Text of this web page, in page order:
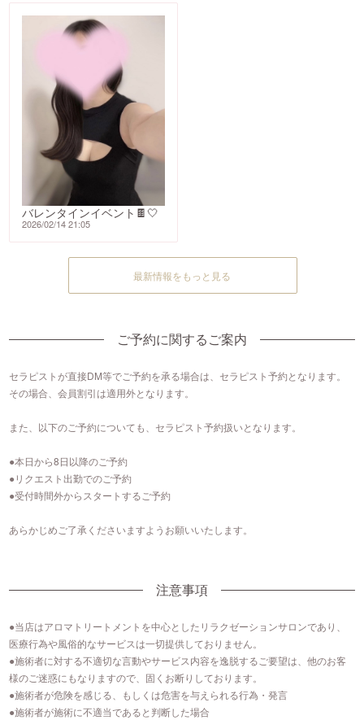
バレンタインイベント🍫🤍
2026/02/14 21:05
最新情報をもっと見る
ご予約に関するご案内
セラピストが直接DM等でご予約を承る場合は、セラピスト予約となります。
その場合、会員割引は適用外となります。
また、以下のご予約についても、セラピスト予約扱いとなります。
●本日から8日以降のご予約
●リクエスト出勤でのご予約
●受付時間外からスタートするご予約
あらかじめご了承くださいますようお願いいたします。
注意事項
●当店はアロマトリートメントを中⼼としたリラクゼーションサロンであり、
医療⾏為や⾵俗的なサービスは⼀切提供しておりません。
●施術者に対する不適切な⾔動やサービス内容を逸脱するご要望は、他のお客
様のご迷惑にもなりますので、固くお断りしております。
●施術者が危険を感じる、もしくは危害を与えられる行為・発言
●施術者が施術に不適当であると判断した場合